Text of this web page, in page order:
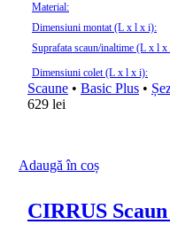
Material:
Dimensiuni montat (L x l x i):
Suprafata scaun/inaltime (L x l
Dimensiuni colet (L x l x i):
Scaune • Basic Plus •
629 lei
Adaugă în coș
CIRRUS